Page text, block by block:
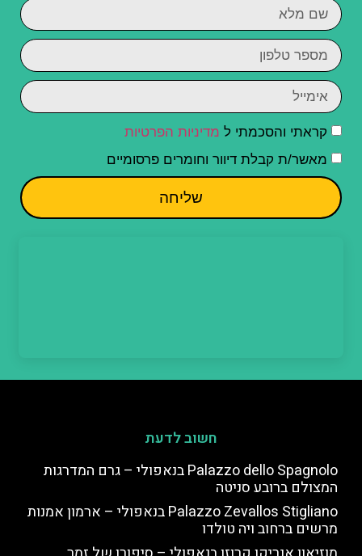
קראתי והסכמתי ל מדיניות הפרטיות
מאשר/ת קבלת דיוור וחומרים פרסומיים
שליחה
חשוב לדעת
Palazzo dello Spagnolo בנאפולי – גרם המדרגות
המצולם ברובע סניטה
Palazzo Zevallos Stigliano בנאפולי – ארמון אמנות
מרשים ברחוב ויה טולדו